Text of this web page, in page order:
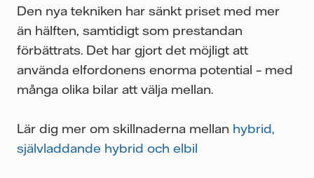
Den nya tekniken har sänkt priset med mer
än hälften, samtidigt som prestandan
förbättrats. Det har gjort det möjligt att
använda elfordonens enorma potential – med
många olika bilar att välja mellan.
Lär dig mer om skillnaderna mellan hybrid,
självladdande hybrid och elbil